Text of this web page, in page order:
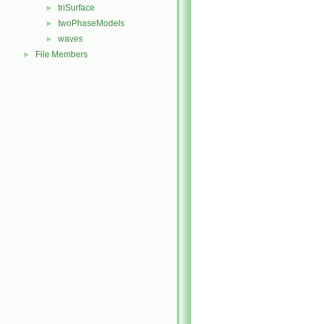
► triSurface
► twoPhaseModels
► waves
► File Members